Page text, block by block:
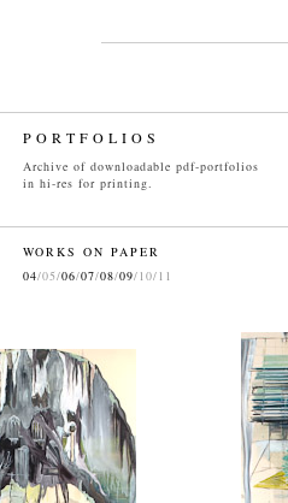
PORTFOLIO S
Archive of downloadable pdf-portfolios
in hi-res for printing.
WORKS ON PAPER
04/05/06/07/08/09/10/11